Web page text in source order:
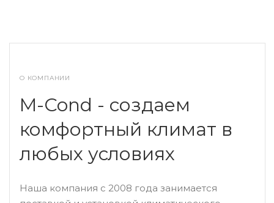
Что входит в работы
Эксплуатационные и монтажные особенности
системы влияют на перечень работ по установке
являются:
О КОМПАНИИ
M-Cond - создаем
комфортный климат в
любых условиях
Наша компания с 2008 года занимается